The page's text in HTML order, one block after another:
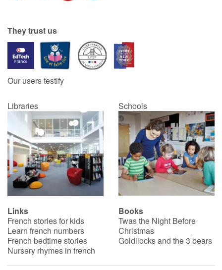
They trust us
Our users testify
Libraries Schools
Links
French stories for kids
Learn french numbers
French bedtime stories
Nursery rhymes in french
Books
Twas the Night Before
Christmas
Goldilocks and the 3 bears